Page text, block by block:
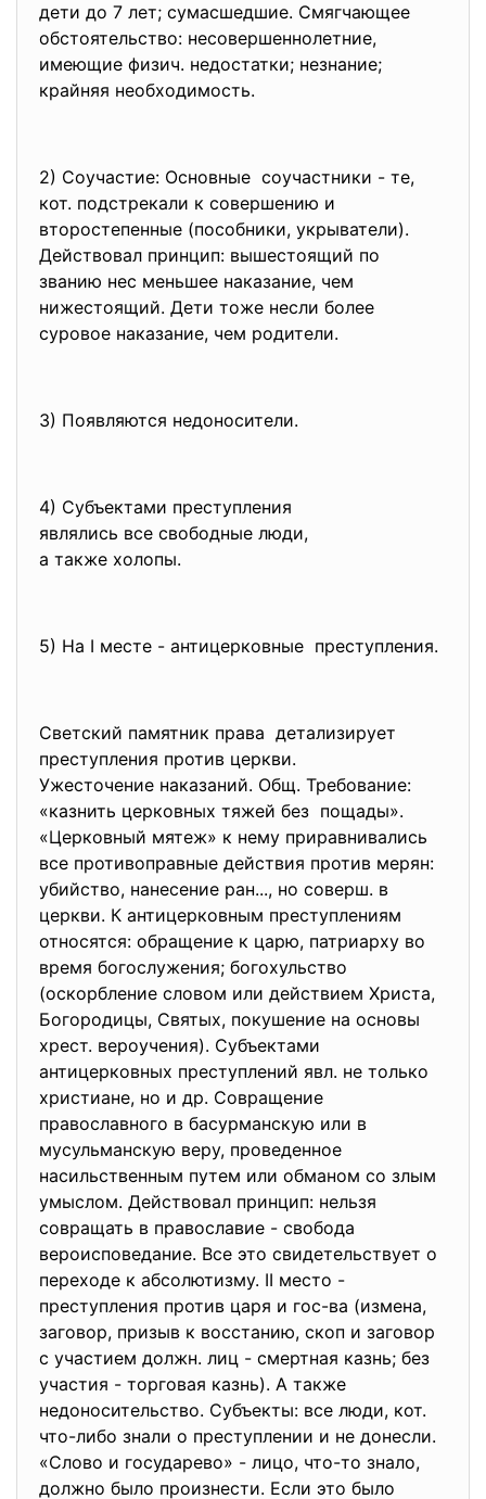
дети до 7 лет; сумасшедшие. Смягчающее
обстоятельство: несовершеннолетние,
имеющие физич. недостатки; незнание;
крайняя необходимость.
2) Соучастие: Основные соучастники - те,
кот. подстрекали к совершению и
второстепенные (пособники, укрыватели).
Действовал принцип: вышестоящий по
званию нес меньшее наказание, чем
нижестоящий. Дети тоже несли более
суровое наказание, чем родители.
3) Появляются недоносители.
4) Субъектами преступления
являлись все свободные люди,
а также холопы.
5) На I месте - антицерковные преступления.
Светский памятник права детализирует
преступления против церкви.
Ужесточение наказаний. Общ. Требование:
«казнить церковных тяжей без пощады».
«Церковный мятеж» к нему приравнивались
все противоправные действия против мерян:
убийство, нанесение ран..., но соверш. в
церкви. К антицерковным преступлениям
относятся: обращение к царю, патриарху во
время богослужения; богохульство
(оскорбление словом или действием Христа,
Богородицы, Святых, покушение на основы
хрест. вероучения). Субъектами
антицерковных преступлений явл. не только
христиане, но и др. Совращение
православного в басурманскую или в
мусульманскую веру, проведенное
насильственным путем или обманом со злым
умыслом. Действовал принцип: нельзя
совращать в православие - свобода
вероисповедание. Все это свидетельствует о
переходе к абсолютизму. II место -
преступления против царя и гос-ва (измена,
заговор, призыв к восстанию, скоп и заговор
с участием должн. лиц - смертная казнь; без
участия - торговая казнь). А также
недоносительство. Субъекты: все люди, кот.
что-либо знали о преступлении и не донесли.
«Слово и государево» - лицо, что-то знало,
должно было произнести. Если это было